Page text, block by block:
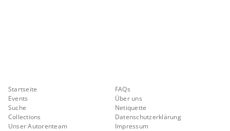
Startseite
Events
Suche
Collections
Unser Autorenteam
FAQs
Über uns
Netiquette
Datenschutzerklärung
Impressum